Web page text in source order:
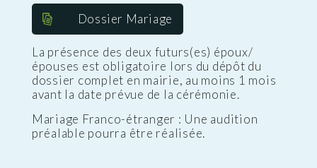
Dossier Mariage
La présence des deux futurs(es) époux/
épouses est obligatoire lors du dépôt du
dossier complet en mairie, au moins 1 mois
avant la date prévue de la cérémonie.
Mariage Franco-étranger : Une audition
préalable pourra être réalisée.